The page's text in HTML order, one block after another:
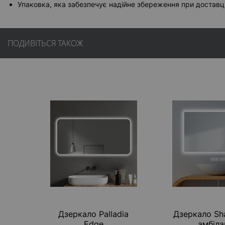
Упаковка, яка забезпечує надійне збереження при
ПОДИВІТЬСЯ ТАКОЖ
Дзеркало Palladia
Дзеркало